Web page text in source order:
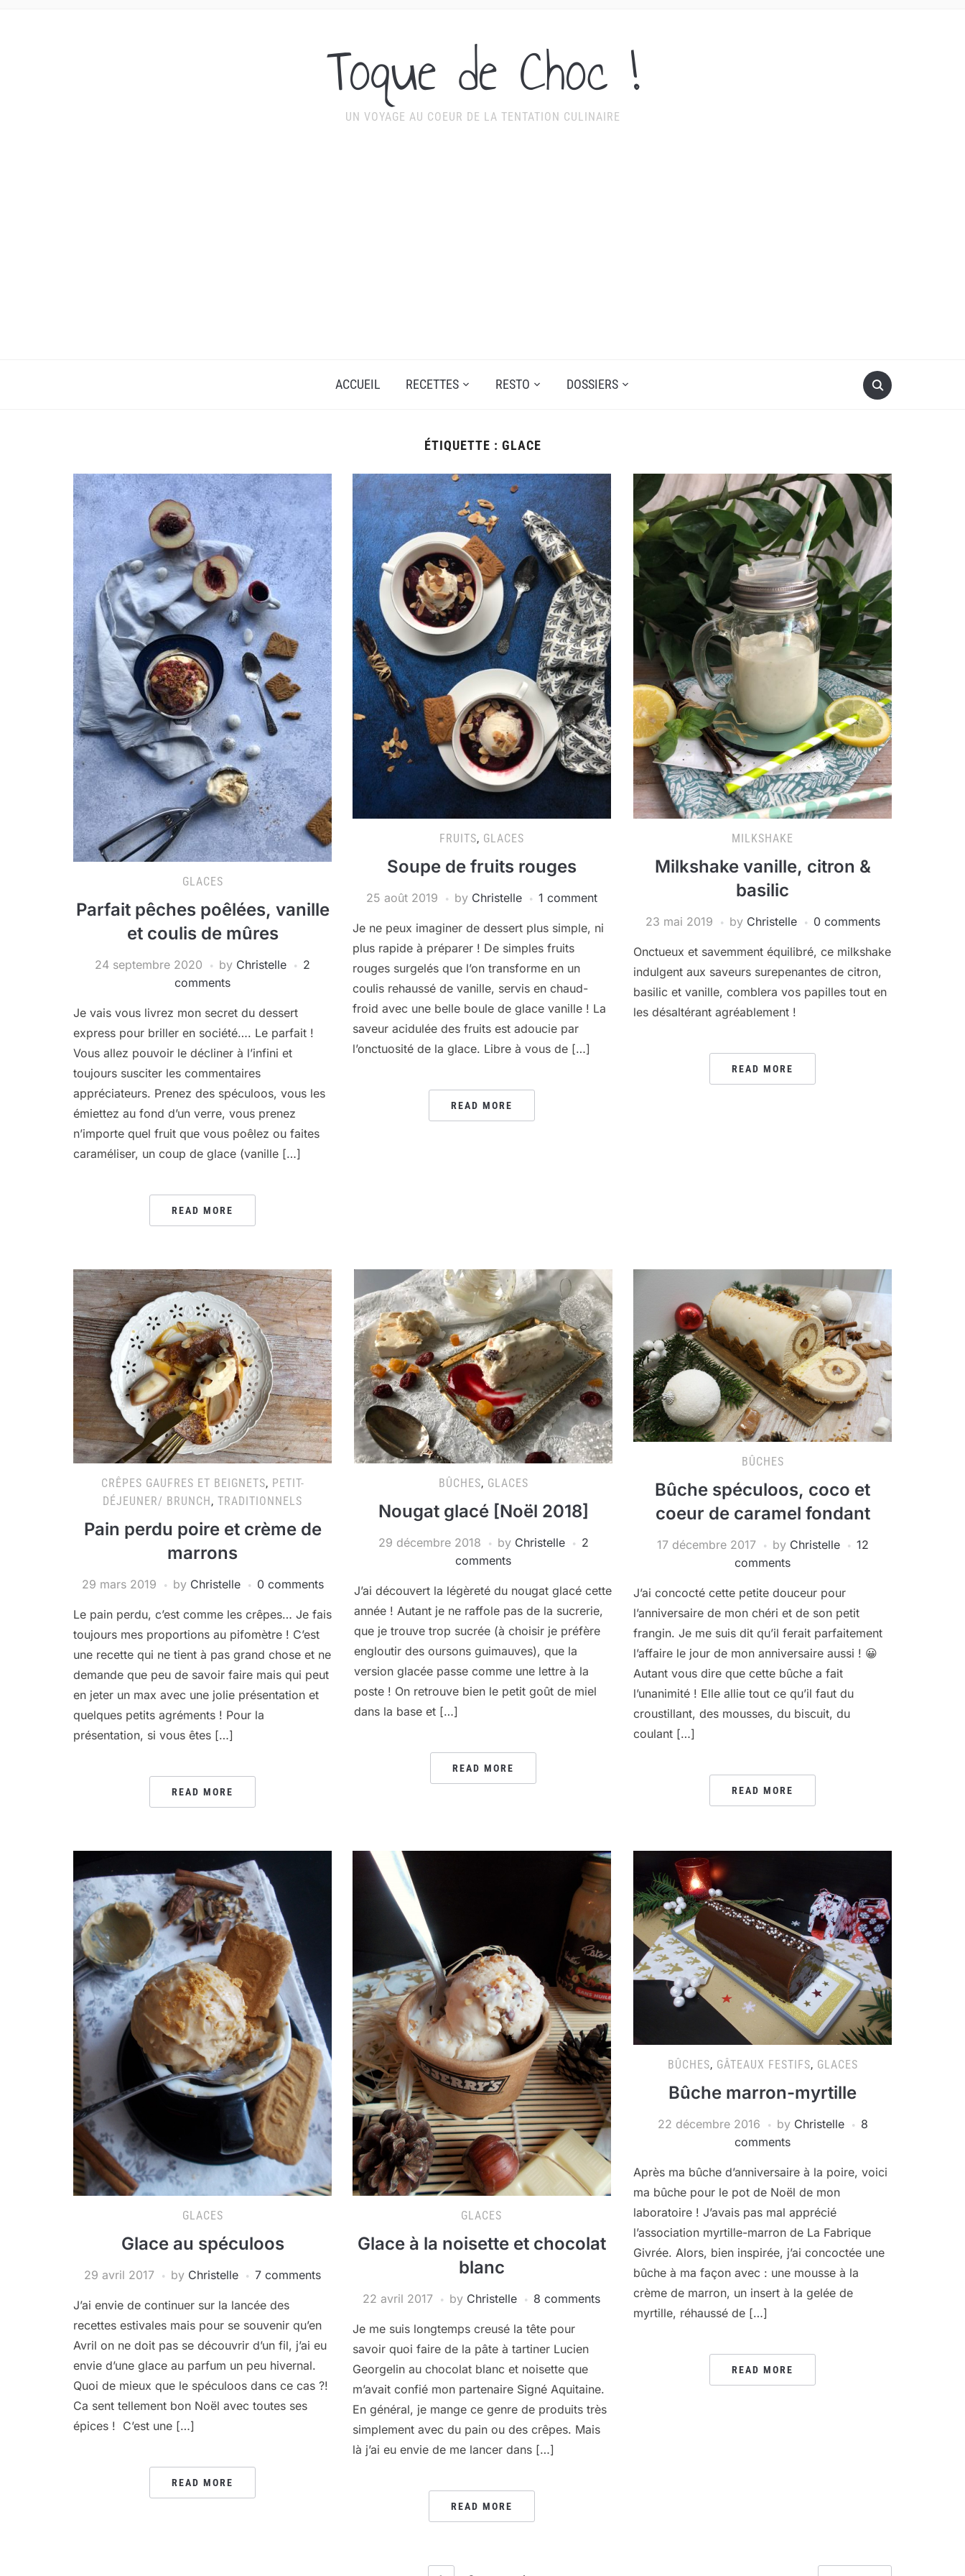
Toque de Choc !
UN VOYAGE AU COEUR DE LA TENTATION CULINAIRE
ACCUEIL RECETTES RESTO DOSSIERS
ÉTIQUETTE : GLACE
GLACES
Parfait pêches poêlées, vanille
et coulis de mûres
24 septembre 2020 by Christelle
2
comments
Je vais vous livrez mon secret du dessert
express pour briller en société…. Le parfait !
Vous allez pouvoir le décliner à l’infini et
toujours susciter les commentaires
appréciateurs. Prenez des spéculoos, vous les
émiettez au fond d’un verre, vous prenez
n’importe quel fruit que vous poêlez ou faites
caraméliser, un coup de glace (vanille […]
READ MORE
FRUITS, GLACES
Soupe de fruits rouges
25 août 2019 by Christelle 1 comment
Je ne peux imaginer de dessert plus simple, ni
plus rapide à préparer ! De simples fruits
rouges surgelés que l’on transforme en un
coulis rehaussé de vanille, servis en chaud-
froid avec une belle boule de glace vanille ! La
saveur acidulée des fruits est adoucie par
l’onctuosité de la glace. Libre à vous de […]
READ MORE
MILKSHAKE
Milkshake vanille, citron &
basilic
23 mai 2019 by Christelle 0 comments
Onctueux et savemment équilibré, ce milkshake
indulgent aux saveurs surepenantes de citron,
basilic et vanille, comblera vos papilles tout en
les désaltérant agréablement !
READ MORE
CRÊPES GAUFRES ET BEIGNETS, PETIT-
DÉJEUNER/ BRUNCH, TRADITIONNELS
Pain perdu poire et crème de
marrons
29 mars 2019 by Christelle 0 comments
Le pain perdu, c’est comme les crêpes… Je fais
toujours mes proportions au pifomètre ! C’est
une recette qui ne tient à pas grand chose et ne
demande que peu de savoir faire mais qui peut
en jeter un max avec une jolie présentation et
quelques petits agréments ! Pour la
présentation, si vous êtes […]
READ MORE
BÛCHES, GLACES
Nougat glacé [Noël 2018]
29 décembre 2018 by Christelle
2
comments
J’ai découvert la légèreté du nougat glacé cette
année ! Autant je ne raffole pas de la sucrerie,
que je trouve trop sucrée (à choisir je préfère
engloutir des oursons guimauves), que la
version glacée passe comme une lettre à la
poste ! On retrouve bien le petit goût de miel
dans la base et […]
READ MORE
BÛCHES
Bûche spéculoos, coco et
coeur de caramel fondant
17 décembre 2017 by Christelle
12
comments
J’ai concocté cette petite douceur pour
l’anniversaire de mon chéri et de son petit
frangin. Je me suis dit qu’il ferait parfaitement
l’affaire le jour de mon anniversaire aussi ! 😀
Autant vous dire que cette bûche a fait
l’unanimité ! Elle allie tout ce qu’il faut du
croustillant, des mousses, du biscuit, du
coulant […]
READ MORE
GLACES
Glace au spéculoos
29 avril 2017 by Christelle 7 comments
J’ai envie de continuer sur la lancée des
recettes estivales mais pour se souvenir qu’en
Avril on ne doit pas se découvrir d’un fil, j’ai eu
envie d’une glace au parfum un peu hivernal.
Quoi de mieux que le spéculoos dans ce cas ?!
Ca sent tellement bon Noël avec toutes ses
épices ! C’est une […]
READ MORE
GLACES
Glace à la noisette et chocolat
blanc
22 avril 2017 by Christelle 8 comments
Je me suis longtemps creusé la tête pour
savoir quoi faire de la pâte à tartiner Lucien
Georgelin au chocolat blanc et noisette que
m’avait confié mon partenaire Signé Aquitaine.
En général, je mange ce genre de produits très
simplement avec du pain ou des crêpes. Mais
là j’ai eu envie de me lancer dans […]
READ MORE
BÛCHES, GÂTEAUX FESTIFS, GLACES
Bûche marron-myrtille
22 décembre 2016 by Christelle
8
comments
Après ma bûche d’anniversaire à la poire, voici
ma bûche pour le pot de Noël de mon
laboratoire ! J’avais pas mal apprécié
l’association myrtille-marron de La Fabrique
Givrée. Alors, bien inspirée, j’ai concoctée une
bûche à ma façon avec : une mousse à la
crème de marron, un insert à la gelée de
myrtille, réhaussé de […]
READ MORE